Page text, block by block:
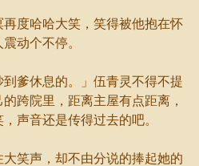
哈哈大笑，笑得被他抱在怀
动个不停。
爹休息的。」伍青灵不得不提
跨院里，距离主屋有点距离，
声音还是传得过去的吧。
笑声，却不由分说的捧起她的